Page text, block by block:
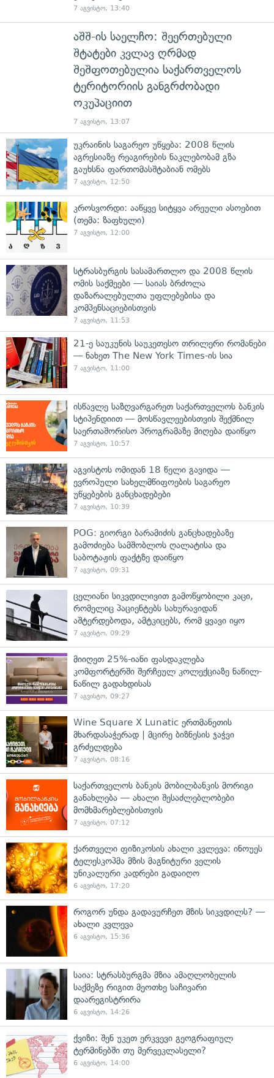
7 აგვისტო, 13:40
აშშ-ის საელჩო: შეერთებული
შტატები კვლავ ღრმად
შეშფოთებულია საქართველოს
ტერიტორიის განგრძობადი
ოკუპაციით
7 აგვისტო, 13:07
უკრაინის საგარეო უწყება: 2008 წლის
აგრესიაზე რეაგირების ნაკლებობამ გზა
გაუხსნა ფართომასშტაბიან ომებს
7 აგვისტო, 12:50
კროსვორდი: ააწყვე სიტყვა არეული ასოებით
(თემა: ზაფხული)
7 აგვისტო, 12:00
სტრასბურგის სასამართლო და 2008 წლის
ომის საქმეები — საიას ბრძოლა
დაზარალებულთა უფლებებისა და
კომპენსაციებისთვის
7 აგვისტო, 11:53
21-ე საუკუნის საუკეთესო თრილერი რომანები
— ნახეთ The New York Times-ის სია
7 აგვისტო, 11:00
ისწავლე საზღვარგარეთ საქართველოს ბანკის
სტიპენდიით — მოსწავლეებისთვის შექმნილ
საერთაშორისო პროგრამაზე მიღება დაიწყო
7 აგვისტო, 10:57
აგვისტოს ომიდან 18 წელი გავიდა —
ევროპული სახელმწიფოების საგარეო
უწყებების განცხადებები
7 აგვისტო, 10:39
POG: გიორგი ბარამიძის განცხადებაზე
გამოძიება სამშობლოს ღალატისა და
საბოტაჟის ფაქტზე დაიწყო
7 აგვისტო, 09:31
ცელიანი სიკვდილივით გამოწყობილი კაცი,
რომელიც პაციენტებს სახურავიდან
აშტერდებოდა, ამტკიცებს, რომ ყვავი იყო
7 აგვისტო, 09:29
მიიღეთ 25%-იანი ფასდაკლება
კომფორტერში შერჩეულ კოლექციაზე ნაწილ-
ნაწილ გადახდისას
7 აგვისტო, 09:27
Wine Square X Lunatic ერთმანეთის
მხარდასაჭერად | მცირე ბიზნესის ჯაჭვი
გრძელდება
7 აგვისტო, 08:16
საქართველოს ბანკის მობილბანკის მორიგი
განახლება — ახალი შესაძლებლობები
მომხმარებლებისთვის
7 აგვისტო, 07:12
ქართველი ფიზიკოსის ახალი კვლევა: ინოუეს
ტელესკოპმა მზის მაგნიტური ველის
უნიკალური კადრები გადაიღო
6 აგვისტო, 17:20
როგორ უნდა გადავურჩეთ მზის სიკვდილს? —
ახალი კვლევა
6 აგვისტო, 15:36
საია: სტრასბურგმა მზია ამაღლობელის
საქმეზე რიგით მეოთხე საჩივარი
დაარეგისტრირა
6 აგვისტო, 14:26
ქვიზი: შენ უკეთ ერკვევი გეოგრაფიულ
ტერმინებში თუ მერვეკლასელი?
6 აგვისტო, 14:00